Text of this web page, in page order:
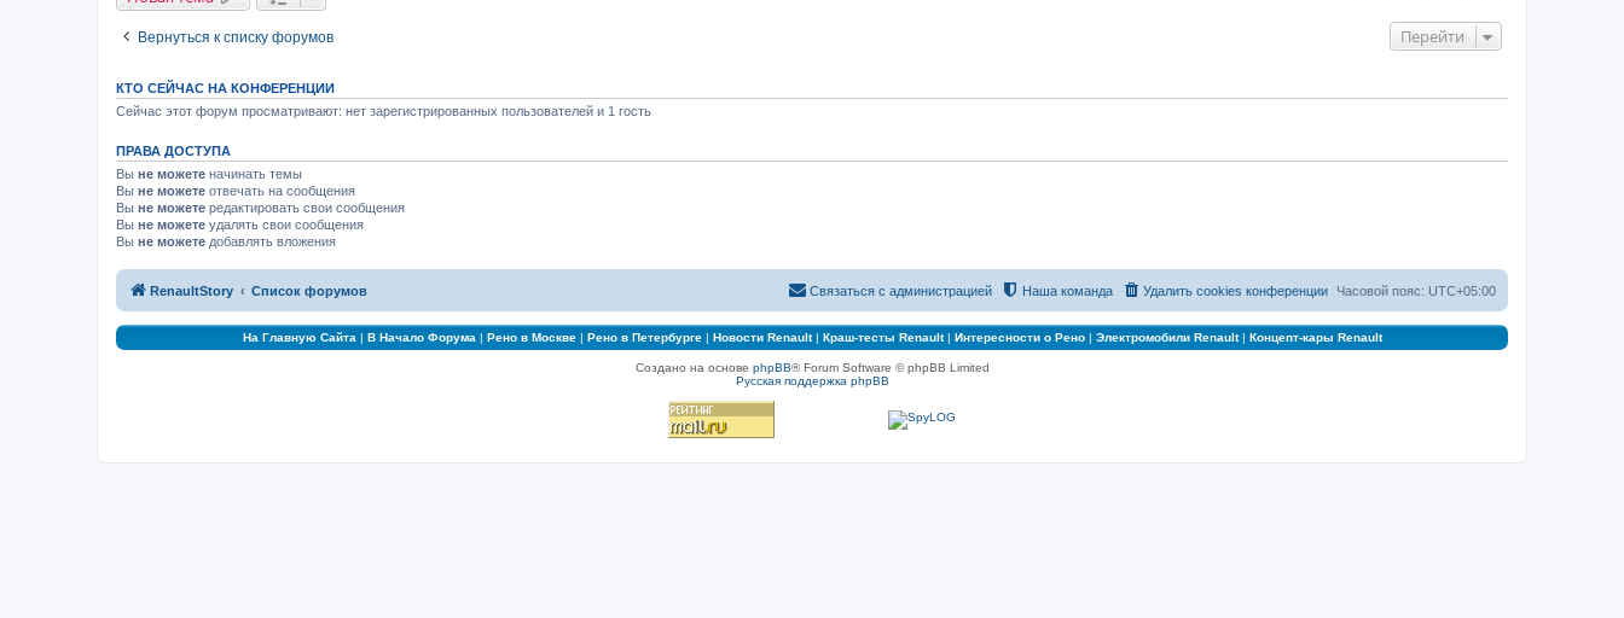
Вернуться к списку форумов Перейти
КТО СЕЙЧАС НА КОНФЕРЕНЦИИ
Сейчас этот форум просматривают: нет зарегистрированных пользователей и 1 гость
ПРАВА ДОСТУПА
Вы не можете начинать темы
Вы не можете отвечать на сообщения
Вы не можете редактировать свои сообщения
Вы не можете удалять свои сообщения
Вы не можете добавлять вложения
RenaultStory Список форумов Часовой пояс: UTC+05:00
Удалить cookies конференции
Наша команда
Связаться с администрацией
На Главную Сайта | В Начало Форума | Рено в Москве| Рено в Петербурге| Новости Renault| Краш-тесты Renault| Интересности о Рено| Электромобили Renault| Концепт-кары Renault
Создано на основе phpBB® Forum Software © phpBB Limited
Русская поддержка phpBB